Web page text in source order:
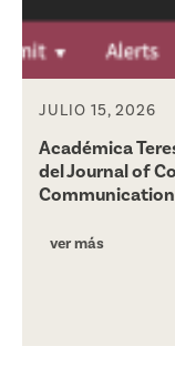
JULIO 15, 2026
Académica
del Journal of
Communication
ver más